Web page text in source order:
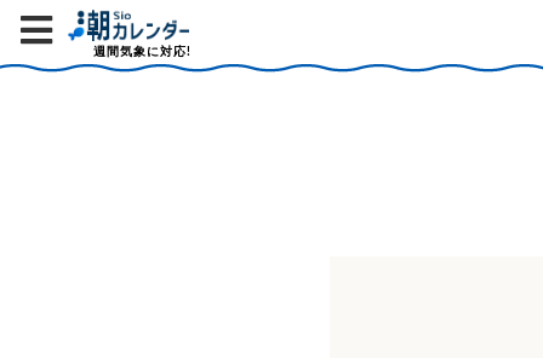
週間気象に対応!